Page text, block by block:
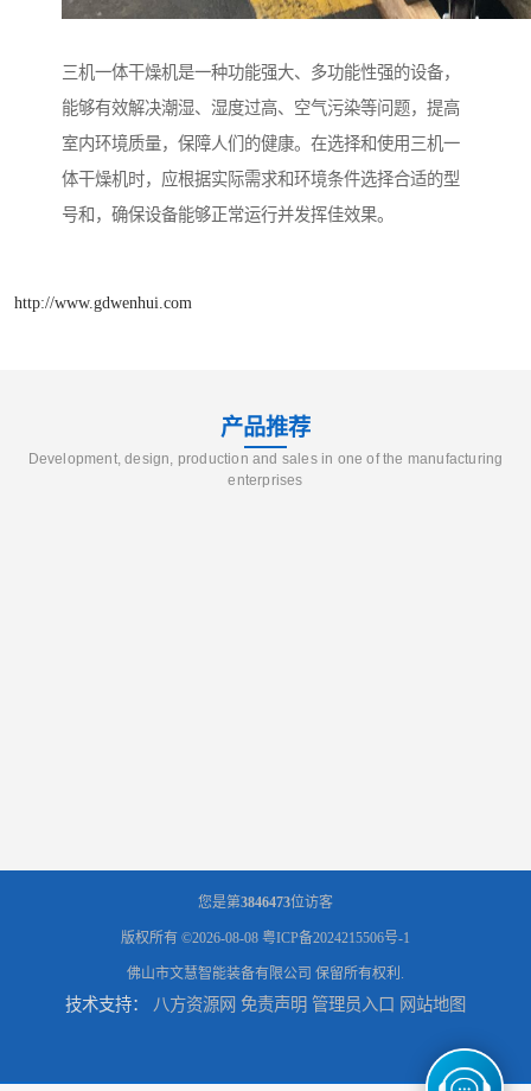
三机一体干燥机是一种功能强大、多功能性强的设备，
能够有效解决潮湿、湿度过高、空气污染等问题，提高
室内环境质量，保障人们的健康。在选择和使用三机一
体干燥机时，应根据实际需求和环境条件选择合适的型
号和，确保设备能够正常运行并发挥佳效果。
http://www.gdwenhui.com
产品推荐
Development, design, production and sales in one of the manufacturing
enterprises
您是第3846473位访客
版权所有 ©2026-08-08 粤ICP备2024215506号-1
佛山市文慧智能装备有限公司 保留所有权利.
技术支持： 八方资源网 免责声明 管理员入口 网站地图